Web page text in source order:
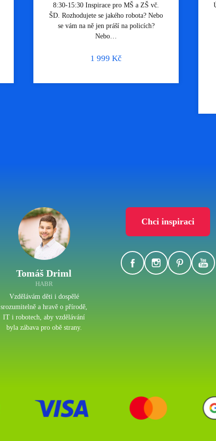
8:30-15:30 Inspirace pro MŠ a ZŠ vč.
ŠD. Rozhodujete se jakého robota? Nebo
se vám na ně jen práší na policích?
Nebo…
1 999 Kč
radost. Loučíte se s některými dětmi ze
třídy? Pořádáte tábor? Narozeniny?
Obsahuje 1 ks medaile o…
36Kč
radost. Loučíte se s některými dětmi ze
třídy? Pořádáte tábor? Narozeniny?
Obsahuje 1 ks medaile o…
38Kč
Tomáš Driml
HABR
Vzdělávám děti i dospělé
srozumitelně a hravě o přírodě,
IT i robotech, aby vzdělávání
byla zábava pro obě strany.
Chci inspiraci